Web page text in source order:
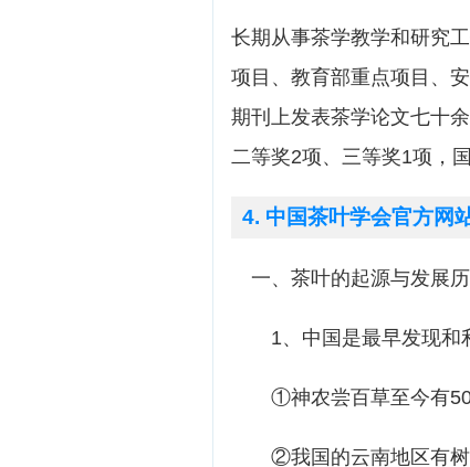
长期从事茶学教学和研究
项目、教育部重点项目、
期刊上发表茶学论文七十
二等奖2项、三等奖1项，
4. 中国茶叶学会官方网
一、茶叶的起源与发展
1、中国是最早发现和
①神农尝百草至今有
②我国的云南地区有树